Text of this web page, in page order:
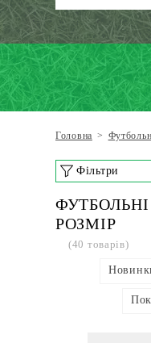
Головна >
Фільтри
РОЗМІР
(40 товарів)